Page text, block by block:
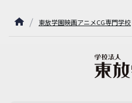
東放学園映画アニメCG専門学校